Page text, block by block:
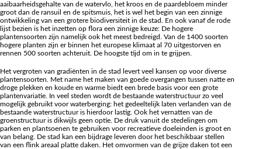
aaibaarheidsgehalte van de watervlo, het kroos en de paardebloem minder
groot dan de ransuil en de spitsmuis, het is wel het begin van een zinnige
ontwikkeling van een grotere biodiversiteit in de stad. En ook vanaf de rode
lijst bezien is het inzetten op flora een zinnige keuze: De hogere
plantensoorten zijn namelijk ook het meest bedreigd. Van de 1400 soorten
hogere planten zijn er binnen het europese klimaat al 70 uitgestorven en
rennen 500 soorten achteruit. De hoogste tijd om in te grijpen.
Het vergroten van gradiënten in de stad levert veel kansen op voor diverse
plantensoorten. Met name het maken van goede overgangen tussen natte en
droge plekken en koude en warme biedt een brede basis voor een grote
plantenvariatie. In veel steden wordt de bestaande waterstructuur zo veel
mogelijk gebruikt voor waterberging: het gedeeltelijk laten verlanden van de
bestaande waterstructuur is hierdoor lastig. Ook het vernatten van de
groenstructuur is dikwijls geen optie. De druk vanuit de stedelingen om
parken en plantsoenen te gebruiken voor recreatieve doeleinden is groot en
van belang. De stad kan een bijdrage leveren door het beschikbaar stellen
van een flink areaal platte daken. Het omvormen van de grijze daken tot een